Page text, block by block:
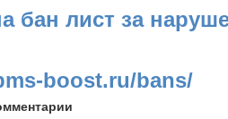
бан лист за
boost.ru/bans/